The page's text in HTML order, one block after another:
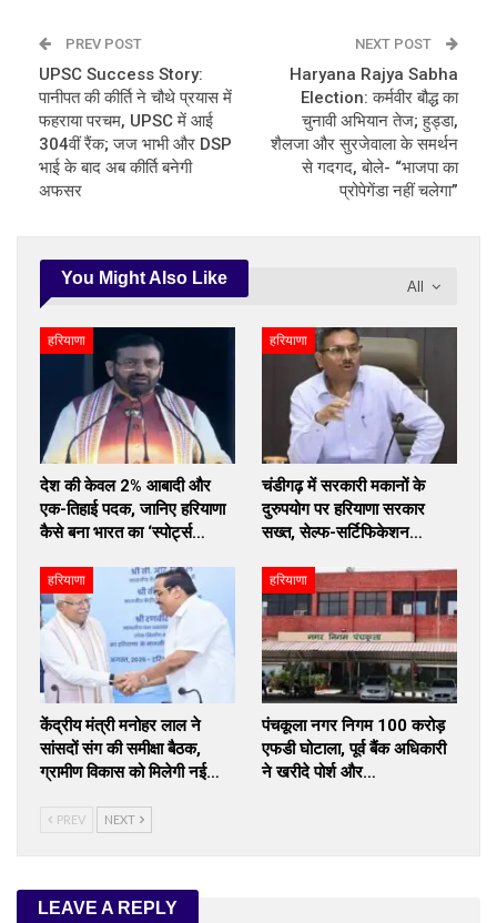
PREV POST
UPSC Success Story:
पानीपत की कीर्ति ने चौथे प्रयास में
फहराया परचम, UPSC में आई
304वीं रैंक; जज भाभी और DSP
भाई के बाद अब कीर्ति बनेगी
अफसर
NEXT POST
Haryana Rajya Sabha
Election: कर्मवीर बौद्ध का
चुनावी अभियान तेज; हुड्डा,
शैलजा और सुरजेवाला के समर्थन
से गदगद, बोले- “भाजपा का
प्रोपेगेंडा नहीं चलेगा”
All
You Might Also Like
हरियाणा
देश की केवल 2% आबादी और
एक-तिहाई पदक, जानिए हरियाणा
कैसे बना भारत का ‘स्पोर्ट्स…
हरियाणा
चंडीगढ़ में सरकारी मकानों के
दुरुपयोग पर हरियाणा सरकार
सख्त, सेल्फ-सर्टिफिकेशन…
हरियाणा
केंद्रीय मंत्री मनोहर लाल ने
सांसदों संग की समीक्षा बैठक,
ग्रामीण विकास को मिलेगी नई…
हरियाणा
पंचकूला नगर निगम 100 करोड़
एफडी घोटाला, पूर्व बैंक अधिकारी
ने खरीदे पोर्श और…
PREV NEXT
LEAVE A REPLY